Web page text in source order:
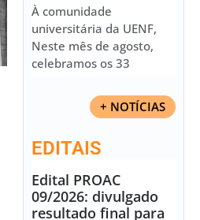
À comunidade
universitária da UENF,
Neste mês de agosto,
celebramos os 33
+ NOTÍCIAS
EDITAIS
Edital PROAC
09/2026: divulgado
resultado final para